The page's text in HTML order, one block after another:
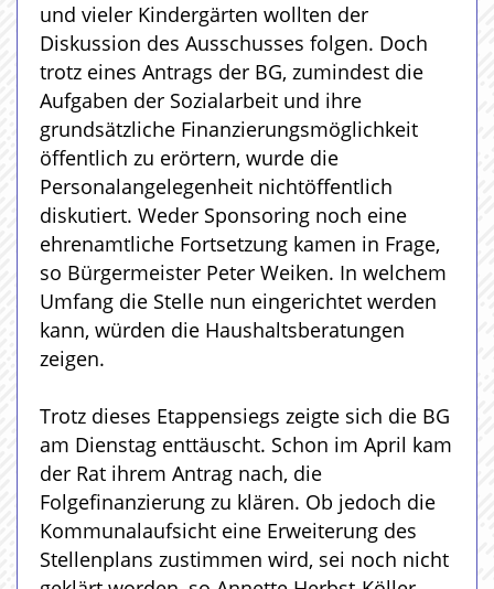
und vieler Kindergärten wollten der
Diskussion des Ausschusses folgen. Doch
trotz eines Antrags der BG, zumindest die
Aufgaben der Sozialarbeit und ihre
grundsätzliche Finanzierungsmöglichkeit
öffentlich zu erörtern, wurde die
Personalangelegenheit nichtöffentlich
diskutiert. Weder Sponsoring noch eine
ehrenamtliche Fortsetzung kamen in Frage,
so Bürgermeister Peter Weiken. In welchem
Umfang die Stelle nun eingerichtet werden
kann, würden die Haushaltsberatungen
zeigen.
Trotz dieses Etappensiegs zeigte sich die BG
am Dienstag enttäuscht. Schon im April kam
der Rat ihrem Antrag nach, die
Folgefinanzierung zu klären. Ob jedoch die
Kommunalaufsicht eine Erweiterung des
Stellenplans zustimmen wird, sei noch nicht